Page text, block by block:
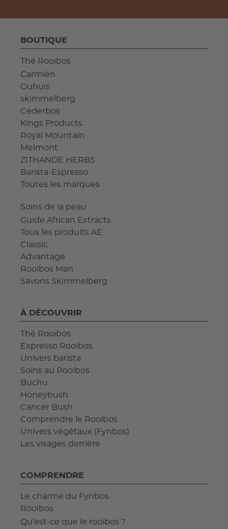
BOUTIQUE
Thé Rooibos
Carmién
Ouhuis
skimmelberg
Cederbos
Kings Products
Royal Mountain
Melmont
ZITHANDE HERBS
Barista-Espresso
Toutes les marques
Soins de la peau
Guide African Extracts
Tous les produits AE
Classic
Advantage
Rooibos Man
Savons Skimmelberg
À DÉCOUVRIR
Thé Rooibos
Expresso Rooibos
Univers barista
Soins au Rooibos
Buchu
Honeybush
Cancer Bush
Comprendre le Rooibos
Univers végétaux (Fynbos)
Les visages derrière
COMPRENDRE
Le charme du Fynbos
Rooibos
Qu’est-ce que le rooibos ?